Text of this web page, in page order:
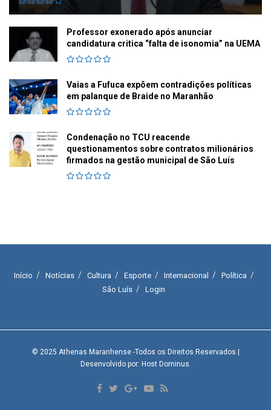
Professor exonerado após anunciar
candidatura critica “falta de isonomia” na UEMA
Vaias a Fufuca expõem contradições políticas
em palanque de Braide no Maranhão
Condenação no TCU reacende
questionamentos sobre contratos milionários
firmados na gestão municipal de São Luís
Início Notícias Cultura Esporte Internacional
Política
São Luís
Login
© 2025 Athenas Maranhense-Todos os Direitos Reservados
Desenvolvido por: Host Dominus.